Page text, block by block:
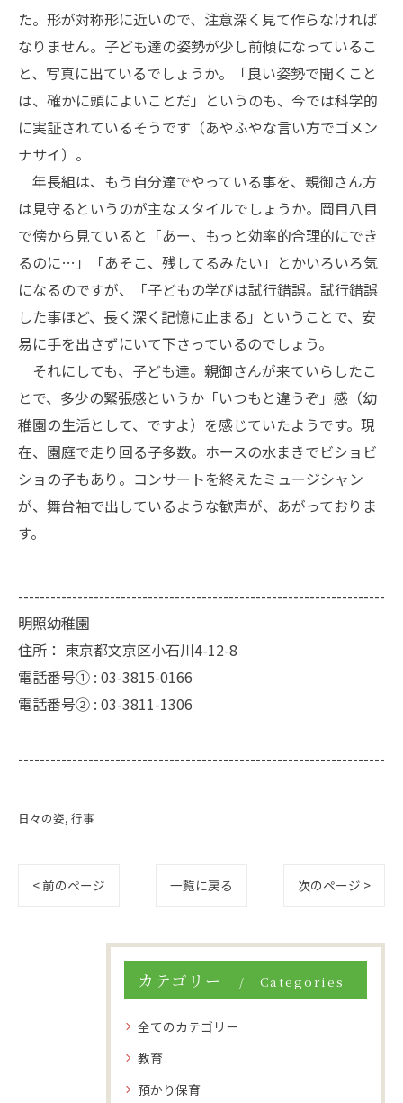
た。形が対称形に近いので、注意深く見て作らなければ
なりません。子ども達の姿勢が少し前傾になっているこ
と、写真に出ているでしょうか。「良い姿勢で聞くこと
は、確かに頭によいことだ」というのも、今では科学的
に実証されているそうです（あやふやな言い方でゴメン
ナサイ）。
年長組は、もう自分達でやっている事を、親御さん方
は見守るというのが主なスタイルでしょうか。岡目八目
で傍から見ていると「あー、もっと効率的合理的にでき
るのに…」「あそこ、残してるみたい」とかいろいろ気
になるのですが、「子どもの学びは試行錯誤。試行錯誤
した事ほど、長く深く記憶に止まる」ということで、安
易に手を出さずにいて下さっているのでしょう。
それにしても、子ども達。親御さんが来ていらしたこ
とで、多少の緊張感というか「いつもと違うぞ」感（幼
稚園の生活として、ですよ）を感じていたようです。現
在、園庭で走り回る子多数。ホースの水まきでビショビ
ショの子もあり。コンサートを終えたミュージシャン
が、舞台袖で出しているような歓声が、あがっておりま
す。
--------------------------------------------------------------------
明照幼稚園
住所： 東京都文京区小石川4-12-8
電話番号① : 03-3815-0166
電話番号② : 03-3811-1306
--------------------------------------------------------------------
日々の姿 行事
< 前のページ 一覧に戻る 次のページ >
カテゴリー Categories
全てのカテゴリー
教育
預かり保育